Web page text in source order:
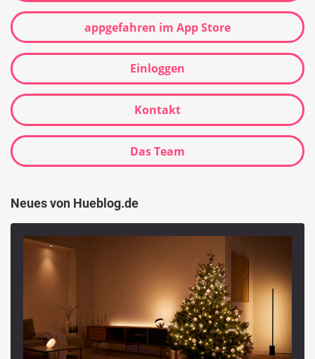
appgefahren im App Store
Einloggen
Kontakt
Das Team
Neues von Hueblog.de